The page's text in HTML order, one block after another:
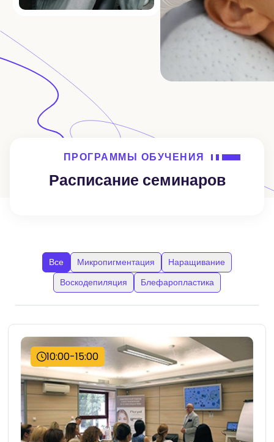
ПРОГРАММЫ ОБУЧЕНИЯ
Расписание семинаров
Все Микропигментация
Наращивание
Воскодепиляция
Блефаропластика
10:00-15:00